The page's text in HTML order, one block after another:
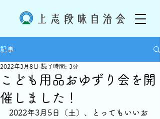
記事
こども用品おゆずり会を開
催しました！
2022年3月8日 読了時間: 3分
2022年3月5日（土）、とってもいいお